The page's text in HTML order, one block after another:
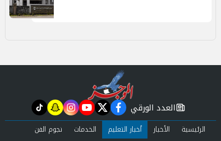
newspaper
العدد الورقي facebook
twitter
youtube
instagram
snapchat
tiktok
الرئيسية الأخبار أخبار التعليم الخدمات
نجوم الفن